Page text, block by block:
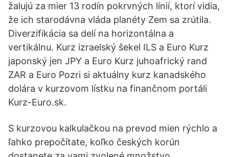
žalujú za mier 13 rodín pokrvných línií, ktorí vidia,
že ich starodávna vláda planéty Zem sa zrútila.
Diverzifikácia sa delí na horizontálna a
vertikálnu. Kurz izraelský šekel ILS a Euro Kurz
japonský jen JPY a Euro Kurz juhoafrický rand
ZAR a Euro Pozri si aktuálny kurz kanadského
dolára v kurzovom lístku na finančnom portáli
Kurz-Euro.sk.
S kurzovou kalkulačkou na prevod mien rýchlo a
ľahko prepočítate, koľko českých korún